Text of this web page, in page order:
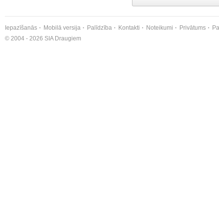
Iepazīšanās Mobilā versija Palīdzība Kontakti Noteikumi Privātums
© 2004 - 2026 SIA Draugiem